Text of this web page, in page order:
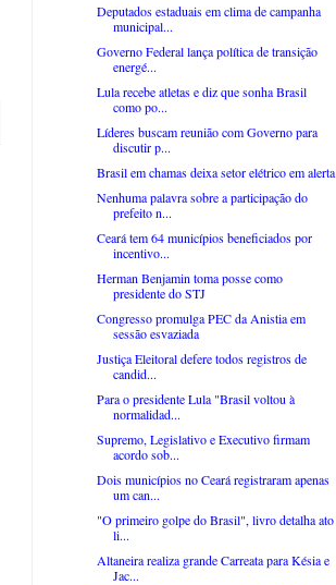
Deputados estaduais em clima de campanha
municipal...
Governo Federal lança política de transição
energé...
Lula recebe atletas e diz que sonha Brasil
como po...
Líderes buscam reunião com Governo para
discutir p...
Brasil em chamas deixa setor elétrico em alerta
Nenhuma palavra sobre a participação do
prefeito n...
Ceará tem 64 municípios beneficiados por
incentivo...
Herman Benjamin toma posse como
presidente do STJ
Congresso promulga PEC da Anistia em
sessão esvaziada
Justiça Eleitoral defere todos registros de
candid...
Para o presidente Lula "Brasil voltou à
normalidad...
Supremo, Legislativo e Executivo firmam
acordo sob...
Dois municípios no Ceará registraram apenas
um can...
"O primeiro golpe do Brasil", livro detalha ato
li...
Altaneira realiza grande Carreata para Késia e
Jac...